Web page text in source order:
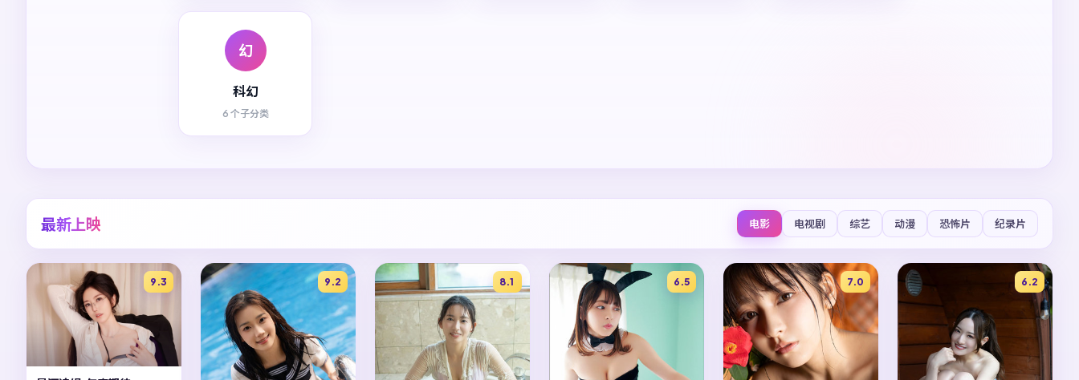
幻
科幻
6 个子分类
最新上映 电影 电视剧 综艺 动漫 恐怖片 纪录片
9.3 9.2 8.1 6.5 7.0 6.2